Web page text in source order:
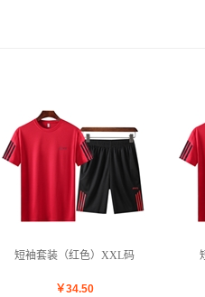
短袖套装（红色）XXL码
￥34.50